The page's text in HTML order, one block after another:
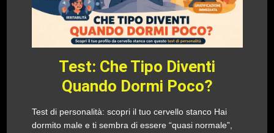
Test: Che Tipo Diventi
Quando Dormi Poco?
Test di personalità: scopri il tuo cervello stanco Hai
dormito male e ti sembra di essere “quasi normale”,